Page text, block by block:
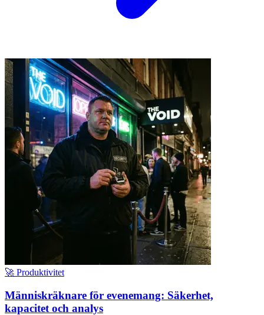
🚀 Produktivitet
Människräknare för evenemang: Säkerhet,
kapacitet och analys